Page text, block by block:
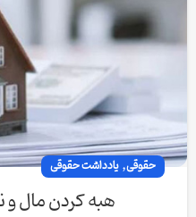
حقوقی, یادداشت حقوقی
هبه کردن مال